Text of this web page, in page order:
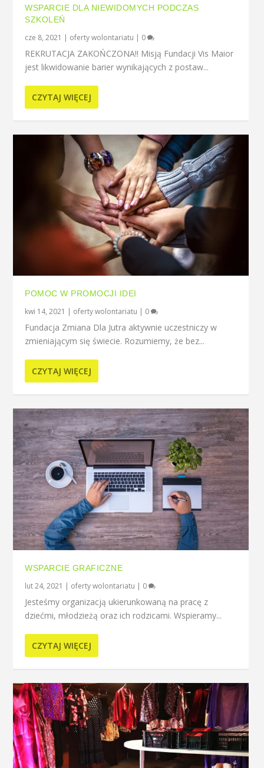
WSPARCIE DLA NIEWIDOMYCH PODCZAS
SZKOLEŃ
cze 8, 2021 | oferty wolontariatu | 0
REKRUTACJA ZAKOŃCZONA!! Misją Fundacji Vis Maior
jest likwidowanie barier wynikających z postaw...
CZYTAJ WIĘCEJ
POMOC W PROMOCJI IDEI
kwi 14, 2021 | oferty wolontariatu | 0
Fundacja Zmiana Dla Jutra aktywnie uczestniczy w
zmieniającym się świecie. Rozumiemy, że bez...
CZYTAJ WIĘCEJ
WSPARCIE GRAFICZNE
lut 24, 2021 | oferty wolontariatu | 0
Jesteśmy organizacją ukierunkowaną na pracę z
dziećmi, młodzieżą oraz ich rodzicami. Wspieramy...
CZYTAJ WIĘCEJ